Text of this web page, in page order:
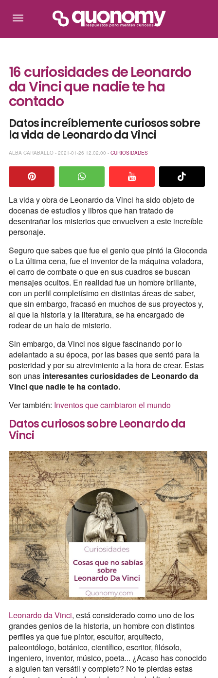
16 curiosidades de Leonardo
da Vinci que nadie te ha
contado
Datos increíblemente curiosos sobre
la vida de Leonardo da Vinci
ALBA CARABALLO - 2021-01-26 12:02:00 - CURIOSIDADES
La vida y obra de Leonardo da Vinci ha sido objeto de
docenas de estudios y libros que han tratado de
desentrañar los misterios que envuelven a este increíble
personaje.
Seguro que sabes que fue el genio que pintó la Gioconda
o La última cena, fue el inventor de la máquina voladora,
el carro de combate o que en sus cuadros se buscan
mensajes ocultos. En realidad fue un hombre brillante,
con un perfil completísimo en distintas áreas de saber,
que sin embargo, fracasó en muchos de sus proyectos y,
al que la historia y la literatura, se ha encargado de
rodear de un halo de misterio.
Sin embargo, da Vinci nos sigue fascinando por lo
adelantado a su época, por las bases que sentó para la
posteridad y por su atrevimiento a la hora de crear. Estas
son unas interesantes curiosidades de Leonardo da
Vinci que nadie te ha contado.
Ver también: Inventos que cambiaron el mundo
Datos curiosos sobre Leonardo da
Vinci
Leonardo da Vinci, está considerado como uno de los
grandes genios de la historia, un hombre con distintos
perfiles ya que fue pintor, escultor, arquitecto,
paleontólogo, botánico, científico, escritor, filósofo,
ingeniero, inventor, músico, poeta... ¿Acaso has conocido
a alguien tan versátil y completo? No te pierdas estas